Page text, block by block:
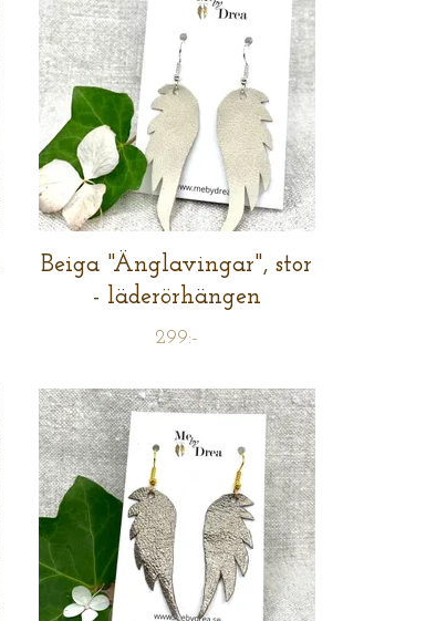
Beiga "Änglavingar", stor
- läderörhängen
299:-